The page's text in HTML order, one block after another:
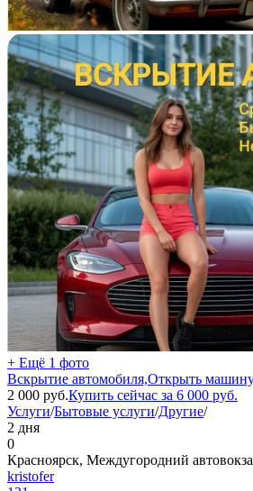
+ Ещё 1 фото
Вскрытие автомобиля,Открыть
2 000 руб.Купить сейчас за 6 000 руб.
Услуги/Бытовые услуги/Другие/
2 дня
0
Красноярск, Междугородний
kristofer